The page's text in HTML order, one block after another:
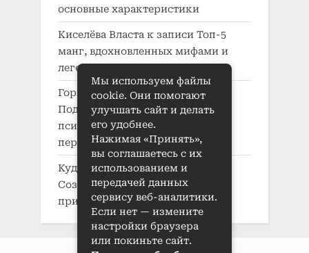
основные характеристики
Киселёва Власта к записи Топ-5
манг, вдохновленных мифами и
легендами
Горшкова Воляк записи
Подробный анализ
психологического развития
персонажей в манге
Кудряшов Кузьмак записи
Создание характера в манге:
принципы и приемы
Мы используем файлы
cookie. Они помогают
улучшать сайт и делать
его удобнее.
Нажимая «Принять»,
вы соглашаетесь с их
использованием и
передачей данных
сервису веб-аналитики.
Если нет — измените
настройки браузера
или покиньте сайт.